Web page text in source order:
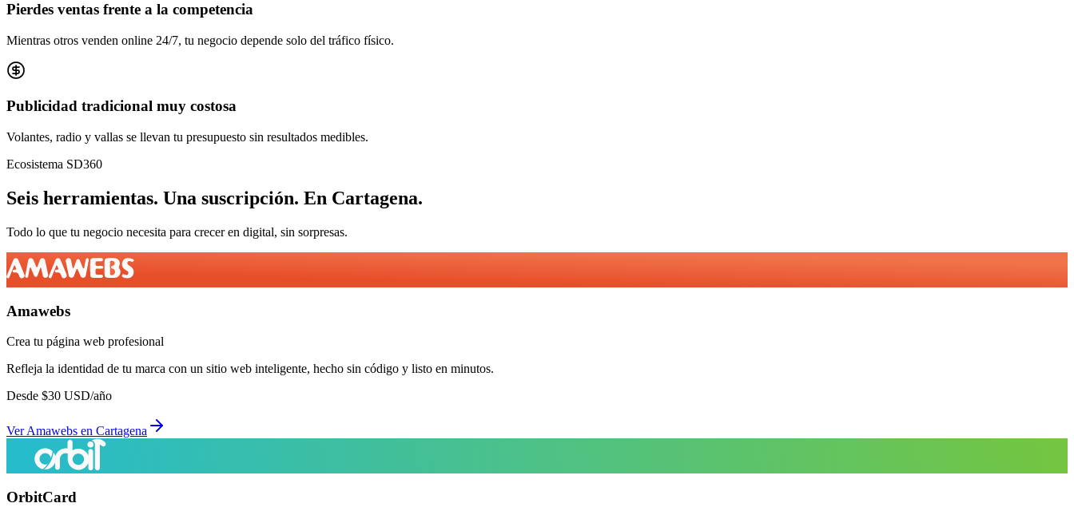
Pierdes ventas frente a la competencia
Mientras otros venden online 24/7, tu negocio depende solo del tráfico físico.
Publicidad tradicional muy costosa
Volantes, radio y vallas se llevan tu presupuesto sin resultados medibles.
Ecosistema SD360
Seis herramientas. Una suscripción. En Cartagena.
Todo lo que tu negocio necesita para crecer en digital, sin sorpresas.
Amawebs
Crea tu página web profesional
Refleja la identidad de tu marca con un sitio web inteligente, hecho sin código y listo en minutos.
Desde $30 USD/año
VerAmawebs en Cartagena
OrbitCard